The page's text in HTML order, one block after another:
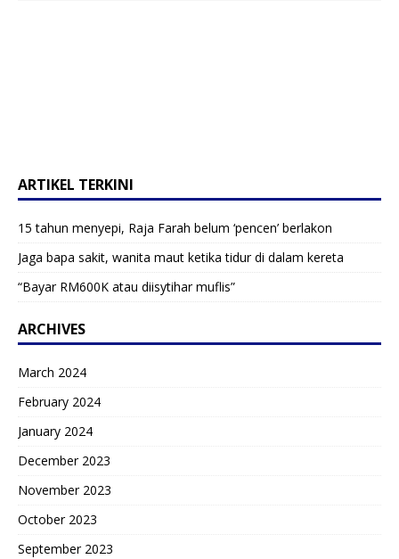
ARTIKEL TERKINI
15 tahun menyepi, Raja Farah belum ‘pencen’ berlakon
Jaga bapa sakit, wanita maut ketika tidur di dalam kereta
“Bayar RM600K atau diisytihar muflis”
ARCHIVES
March 2024
February 2024
January 2024
December 2023
November 2023
October 2023
September 2023